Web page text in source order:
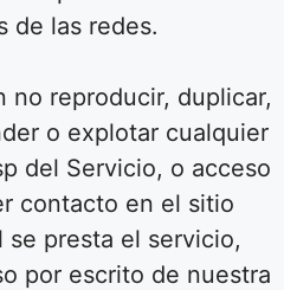
de las redes.
no reproducir, duplicar,
o explotar cualquier
del Servicio, o acceso
contacto en el sitio
presta el servicio,
por escrito de nuestra